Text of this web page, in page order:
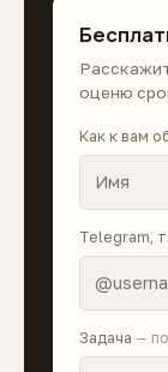
оценю
Как к вам
Telegram,
Задача —